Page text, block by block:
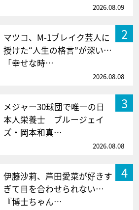
2026.08.09
2
マツコ、M-1ブレイク芸人に
授けた“人生の格言”が深い…
「幸せな時…
2026.08.08
3
メジャー30球団で唯一の日
本人栄養士 ブルージェイ
ズ・岡本和真…
2026.08.08
4
伊藤沙莉、芦田愛菜が好きす
ぎて目を合わせられない…
『博士ちゃん…